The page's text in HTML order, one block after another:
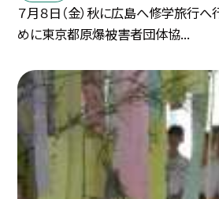
７月８日（金）秋に広島へ修学旅行
めに東京都原爆被害者団体協...